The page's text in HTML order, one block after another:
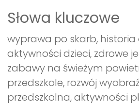
Słowa kluczowe
wyprawa po skarb, historia
aktywności dzieci, zdrowe
zabawy na świeżym
przedszkole, rozwój
przedszkolna, aktywności